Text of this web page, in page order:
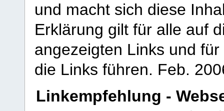
und macht sich diese
Erklärung gilt für alle auf
angezeigten Links und
die Links führen. Feb.
Linkempfehlung -